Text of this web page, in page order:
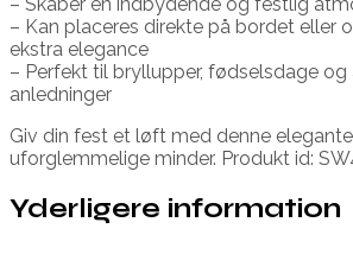
– Kan placeres direkte på bordet eller
ekstra elegance
– Perfekt til bryllupper, fødselsdage
anledninger
Giv din fest et løft med denne
uforglemmelige minder. Produkt id:
Yderligere information